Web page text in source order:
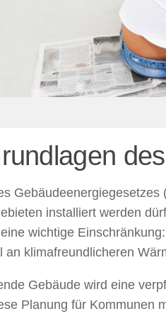
installiert werden
wichtige
an klimafreundlicheren
Gebäude wird eine
Planung für Kommunen